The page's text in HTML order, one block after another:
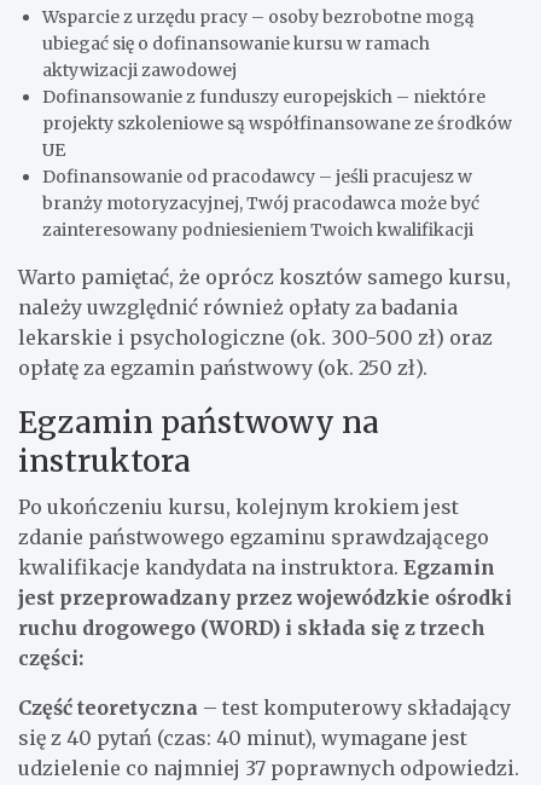
Wsparcie z urzędu pracy – osoby bezrobotne mogą
ubiegać się o dofinansowanie kursu w ramach
aktywizacji zawodowej
Dofinansowanie z funduszy europejskich – niektóre
projekty szkoleniowe są współfinansowane ze środków
UE
Dofinansowanie od pracodawcy – jeśli pracujesz w
branży motoryzacyjnej, Twój pracodawca może być
zainteresowany podniesieniem Twoich kwalifikacji
Warto pamiętać, że oprócz kosztów samego kursu,
należy uwzględnić również opłaty za badania
lekarskie i psychologiczne (ok. 300-500 zł) oraz
opłatę za egzamin państwowy (ok. 250 zł).
Egzamin państwowy na
instruktora
Po ukończeniu kursu, kolejnym krokiem jest
zdanie państwowego egzaminu sprawdzającego
kwalifikacje kandydata na instruktora. Egzamin
jest przeprowadzany przez wojewódzkie ośrodki
ruchu drogowego (WORD) i składa się z trzech
części:
Część teoretyczna – test komputerowy składający
się z 40 pytań (czas: 40 minut), wymagane jest
udzielenie co najmniej 37 poprawnych odpowiedzi.